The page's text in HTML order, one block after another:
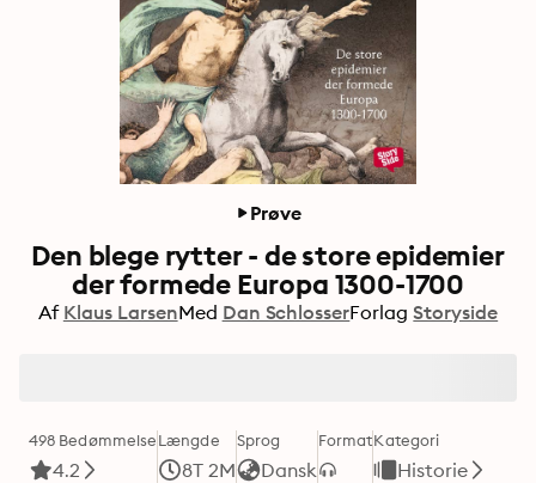
Prøve
Den blege rytter - de store epidemier
der formede Europa 1300-1700
Af Klaus LarsenMed Dan SchlosserForlag Storyside
498 Bedømmelse
4.2
Længde
8T 2M
Sprog
Dansk
FormatKategori
Historie